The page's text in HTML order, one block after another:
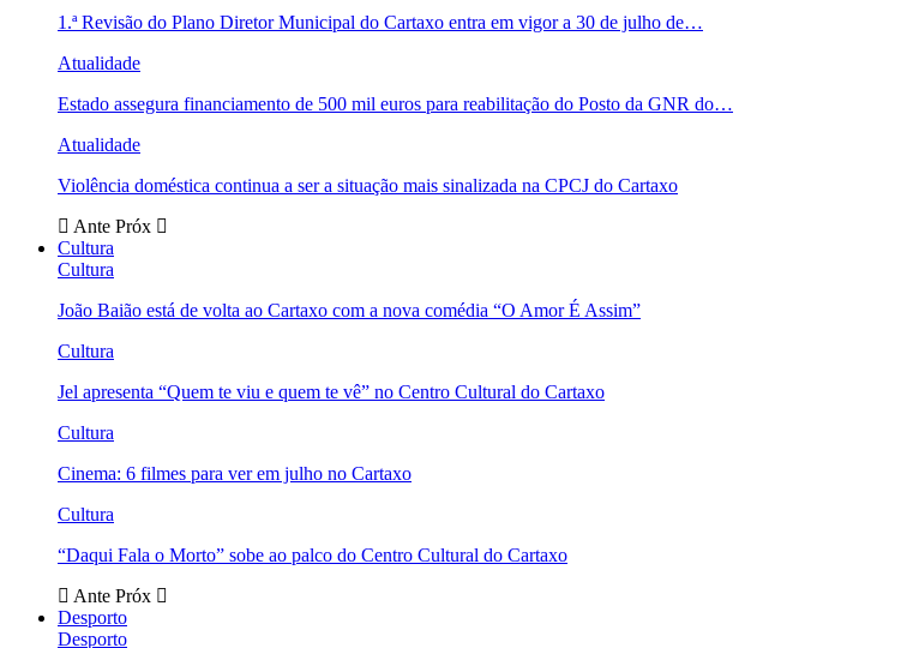
1.ª Revisão do Plano Diretor Municipal do Cartaxo entra em vigor a 30 de julho de…
Atualidade
Estado assegura financiamento de 500 mil euros para reabilitação do Posto da GNR do…
Atualidade
Violência doméstica continua a ser a situação mais sinalizada na CPCJ do Cartaxo
Ante Próx
Cultura
Cultura
João Baião está de volta ao Cartaxo com a nova comédia “O Amor É Assim”
Cultura
Jel apresenta “Quem te viu e quem te vê” no Centro Cultural do Cartaxo
Cultura
Cinema: 6 filmes para ver em julho no Cartaxo
Cultura
“Daqui Fala o Morto” sobe ao palco do Centro Cultural do Cartaxo
Ante Próx
Desporto
Desporto